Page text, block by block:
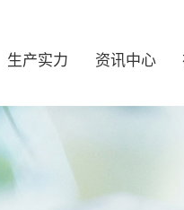
生产实力 资讯中心